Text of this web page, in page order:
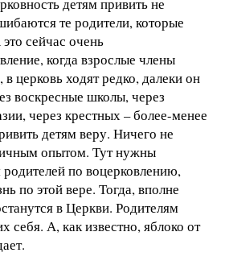
те родители, которые
сейчас очень
когда взрослые члены
церковь ходят редко, далеки он
воскресные школы, через
через крестных – более-менее
детям веру. Ничего не
опытом. Тут нужны
по воцерковлению,
по этой вере. Тогда, вполне
в Церкви. Родителям
себя. А, как известно, яблоко от